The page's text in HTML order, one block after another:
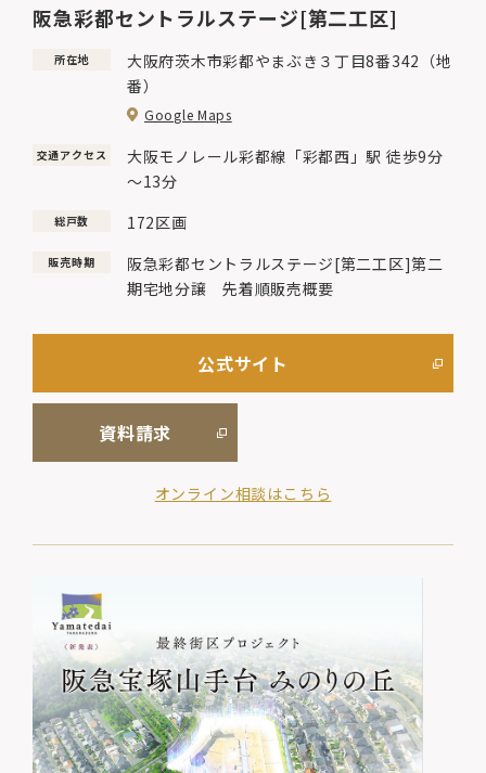
阪急彩都セントラルステージ[第二工区]
所在地
大阪府茨木市彩都やまぶき３丁目8番342（地
番）
Google Maps
交通アクセス
大阪モノレール彩都線「彩都西」駅 徒歩9分
～13分
総戸数 172区画
販売時期
阪急彩都セントラルステージ[第二工区]第二
期宅地分譲 先着順販売概要
公式サイト
資料請求
オンライン相談はこちら